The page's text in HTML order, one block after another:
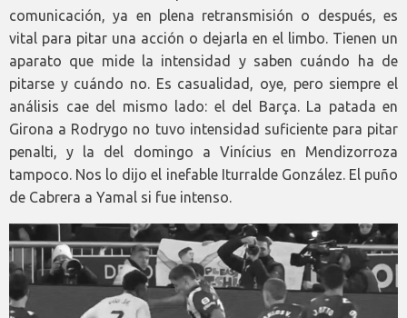
comunicación, ya en plena retransmisión o después, es
vital para pitar una acción o dejarla en el limbo. Tienen un
aparato que mide la intensidad y saben cuándo ha de
pitarse y cuándo no. Es casualidad, oye, pero siempre el
análisis cae del mismo lado: el del Barça. La patada en
Girona a Rodrygo no tuvo intensidad suficiente para pitar
penalti, y la del domingo a Vinícius en Mendizorroza
tampoco. Nos lo dijo el inefable Iturralde González. El puño
de Cabrera a Yamal si fue intenso.